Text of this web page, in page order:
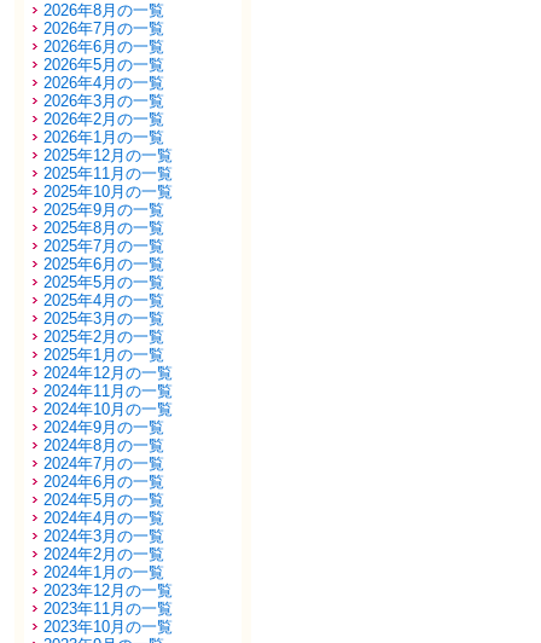
2026年8月の一覧
2026年7月の一覧
2026年6月の一覧
2026年5月の一覧
2026年4月の一覧
2026年3月の一覧
2026年2月の一覧
2026年1月の一覧
2025年12月の一覧
2025年11月の一覧
2025年10月の一覧
2025年9月の一覧
2025年8月の一覧
2025年7月の一覧
2025年6月の一覧
2025年5月の一覧
2025年4月の一覧
2025年3月の一覧
2025年2月の一覧
2025年1月の一覧
2024年12月の一覧
2024年11月の一覧
2024年10月の一覧
2024年9月の一覧
2024年8月の一覧
2024年7月の一覧
2024年6月の一覧
2024年5月の一覧
2024年4月の一覧
2024年3月の一覧
2024年2月の一覧
2024年1月の一覧
2023年12月の一覧
2023年11月の一覧
2023年10月の一覧